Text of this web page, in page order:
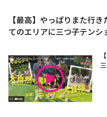
【最高】やっぱりまた行
てのエリアに三つ子テンシ